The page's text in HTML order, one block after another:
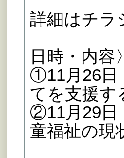
詳細はチラ
日時・内容〉
①11月26日
てを支援す
②11月29日
童福祉の現